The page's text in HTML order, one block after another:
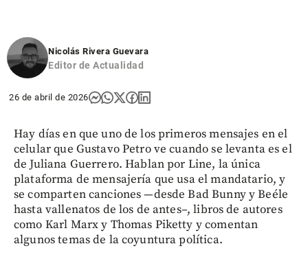
Nicolás Rivera Guevara
Editor de Actualidad
26 de abril de 2026
Hay días en que uno de los primeros mensajes en el
celular que Gustavo Petro ve cuando se levanta es el
de Juliana Guerrero. Hablan por Line, la única
plataforma de mensajería que usa el mandatario, y
se comparten canciones —desde Bad Bunny y Beéle
hasta vallenatos de los de antes–, libros de autores
como Karl Marx y Thomas Piketty y comentan
algunos temas de la coyuntura política.